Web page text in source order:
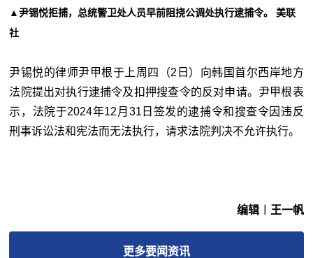
▲尹锡悦拒捕，总统警卫处人员早前阻挠公调处执行逮捕令。 美联
社
尹锡悦的律师尹甲根于上周四（2日）向韩国首尔西岸地方
法院提出对执行逮捕令及扣押搜查令的反对申请。尹甲根表
示，法院于2024年12月31日签发的逮捕令和搜查令因违反
刑事诉讼法和宪法而无法执行，请求法院判决不允许执行。
编辑︱王一帆
更多要闻资讯